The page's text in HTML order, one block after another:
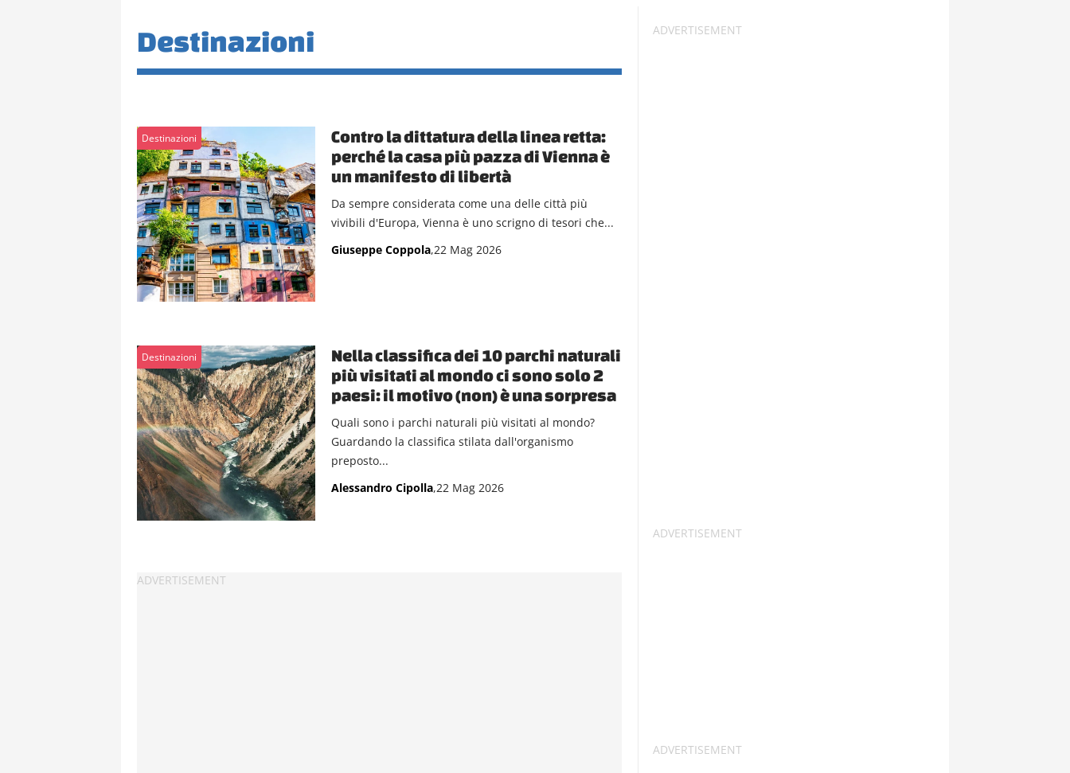
Destinazioni
Destinazioni
Contro la dittatura della linea retta:
perché la casa più pazza di Vienna è
un manifesto di libertà
Da sempre considerata come una delle città più
vivibili d'Europa, Vienna è uno scrigno di tesori che...
Giuseppe Coppola,22 Mag 2026
Destinazioni
Nella classifica dei 10 parchi naturali
più visitati al mondo ci sono solo 2
paesi: il motivo (non) è una sorpresa
Quali sono i parchi naturali più visitati al mondo?
Guardando la classifica stilata dall'organismo
preposto...
Alessandro Cipolla,22 Mag 2026